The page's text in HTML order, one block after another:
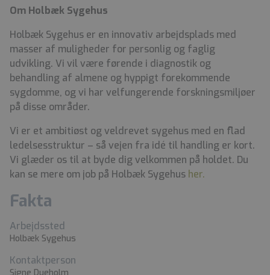
Om Holbæk Sygehus
Holbæk Sygehus er en innovativ arbejdsplads med
masser af muligheder for personlig og faglig
udvikling. Vi vil være førende i diagnostik og
behandling af almene og hyppigt forekommende
sygdomme, og vi har velfungerende forskningsmiljøer
på disse områder.
Vi er et ambitiøst og veldrevet sygehus med en flad
ledelsesstruktur – så vejen fra idé til handling er kort.
Vi glæder os til at byde dig velkommen på holdet. Du
kan se mere om job på Holbæk Sygehus her.
Fakta
Arbejdssted
Holbæk Sygehus
Kontaktperson